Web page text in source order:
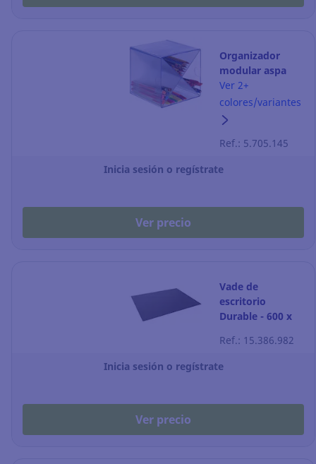
Organizador
modular aspa
Archicubo
Archivo 2000 - 4
huecos -
transparente
Ver 2+
colores/variantes
Ref.: 5.705.145
Inicia sesión o regístrate
Ver precio
Vade de
escritorio
Durable - 600 x
Ref.: 15.386.982
Inicia sesión o regístrate
Ver precio